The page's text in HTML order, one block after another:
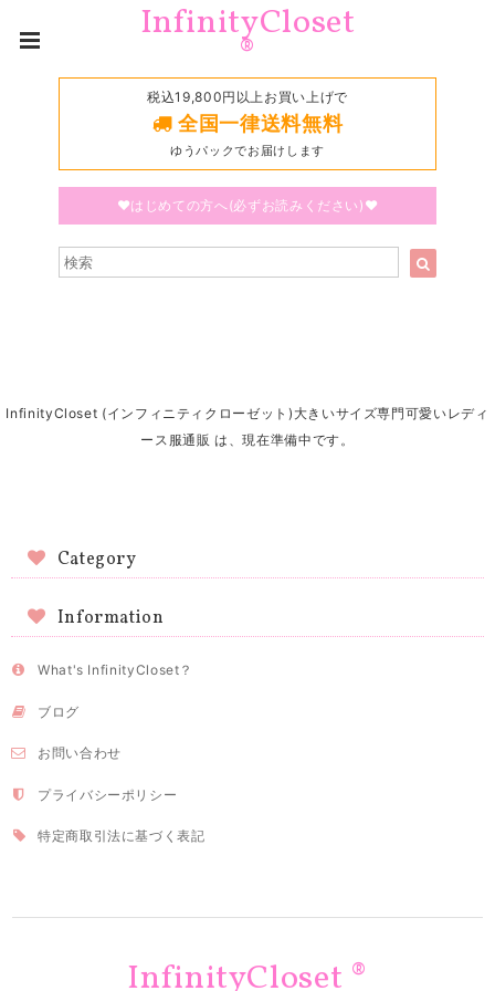
InfinityCloset
®
税込19,800円以上お買い上げで
全国一律送料無料
ゆうパックでお届けします
♥はじめての方へ(必ずお読みください)♥
InfinityCloset (インフィニティクローゼット)大きいサイズ専門可愛いレディ
ース服通販 は、現在準備中です。
Category
Information
What's InfinityCloset？
ブログ
お問い合わせ
プライバシーポリシー
特定商取引法に基づく表記
InfinityCloset ®